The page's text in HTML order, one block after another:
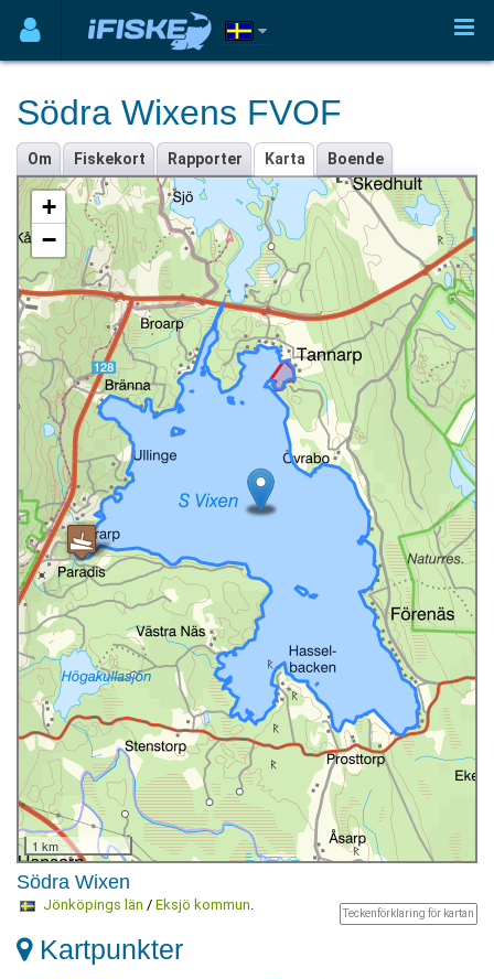
Södra Wixens FVOF
Om Fiskekort Rapporter Karta Boende
+
−
1 km
Södra Wixen
Teckenförklaring för kartan
Jönköpings län / Eksjö kommun.
Kartpunkter